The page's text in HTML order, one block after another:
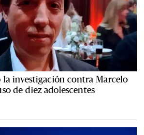
investigación contra Marcelo
de diez adolescentes